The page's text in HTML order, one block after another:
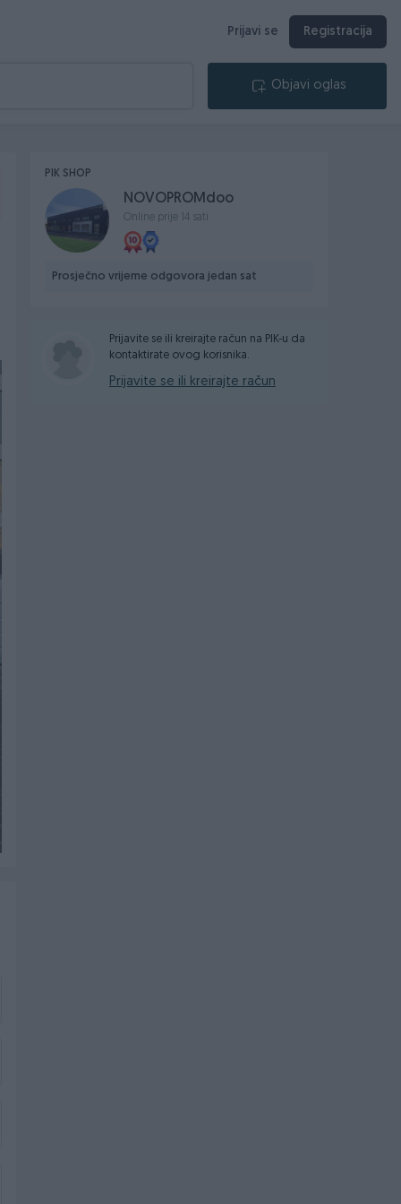
Prijavi se Registracija
Objavi oglas
PIK SHOP
NOVOPROMdoo
Online prije 14 sati
Prosječno vrijeme odgovora jedan sat
Prijavite se ili kreirajte račun na PIK-u da
kontaktirate ovog korisnika.
Prijavite se ili kreirajte račun